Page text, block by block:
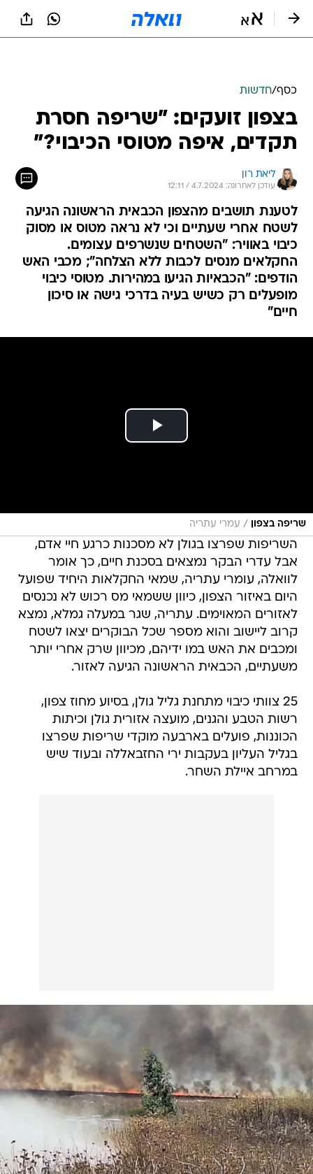
כסף/חדשות
בצפון זועקים: "שריפה חסרת
תקדים, איפה מטוסי הכיבוי?"
ליאת רון
עודכן לאחרונה: 4.7.2024 / 12:11
לטענת תושבים מהצפון הכבאית הראשונה הגיעה
לשטח אחרי שעתיים וכי לא נראה מטוס או מסוק
כיבוי באוויר: "השטחים שנשרפים עצומים.
החקלאים מנסים לכבות ללא הצלחה"; מכבי האש
הודפים: "הכבאיות הגיעו במהירות. מטוסי כיבוי
מופעלים רק כשיש בעיה בדרכי גישה או סיכון
חיים"
שריפה בצפון / עמרי עתריה
השריפות שפרצו בגולן לא מסכנות כרגע חיי אדם,
אבל עדרי הבקר נמצאים בסכנת חיים, כך אומר
לוואלה, עומרי עתריה, שמאי החקלאות היחיד שפועל
היום באיזור הצפון, כיוון ששמאי מס רכוש לא נכנסים
לאזורים המאוימים. עתריה, שגר במעלה גמלא, נמצא
קרוב ליישוב והוא מספר שכל הבוקרים יצאו לשטח
ומכבים את האש במו ידיהם, מכיוון שרק אחרי יותר
משעתיים, הכבאית הראשונה הגיעה לאזור.
25 צוותי כיבוי מתחנת גליל גולן, בסיוע מחוז צפון,
רשות הטבע והגנים, מועצה אזורית גולן וכיתות
הכוננות, פועלים בארבעה מוקדי שריפות שפרצו
בגליל העליון בעקבות ירי החזבאללה ובעוד שיש
במרחב איילת השחר.